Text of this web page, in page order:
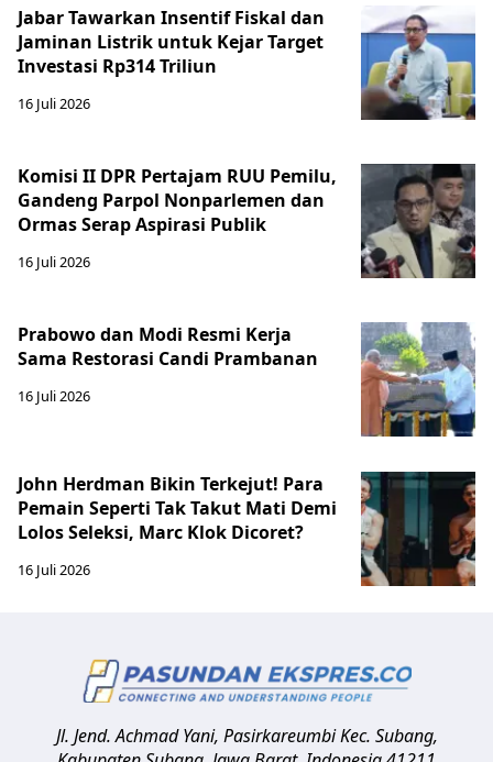
Jabar Tawarkan Insentif Fiskal dan
Jaminan Listrik untuk Kejar Target
Investasi Rp314 Triliun
16 Juli 2026
Komisi II DPR Pertajam RUU Pemilu,
Gandeng Parpol Nonparlemen dan
Ormas Serap Aspirasi Publik
16 Juli 2026
Prabowo dan Modi Resmi Kerja
Sama Restorasi Candi Prambanan
16 Juli 2026
John Herdman Bikin Terkejut! Para
Pemain Seperti Tak Takut Mati Demi
Lolos Seleksi, Marc Klok Dicoret?
16 Juli 2026
Jl. Jend. Achmad Yani, Pasirkareumbi Kec. Subang,